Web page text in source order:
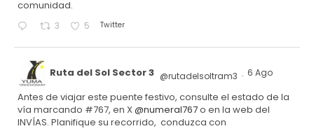
comunidad.
3 5 Twitter
Ruta del Sol Sector 3 @rutadelsoltram3 · 6 Ago
Antes de viajar este puente festivo, consulte el estado de la
vía marcando #767, en X@numeral767o en la web del
INVÍAS. Planifique su recorrido, conduzca con